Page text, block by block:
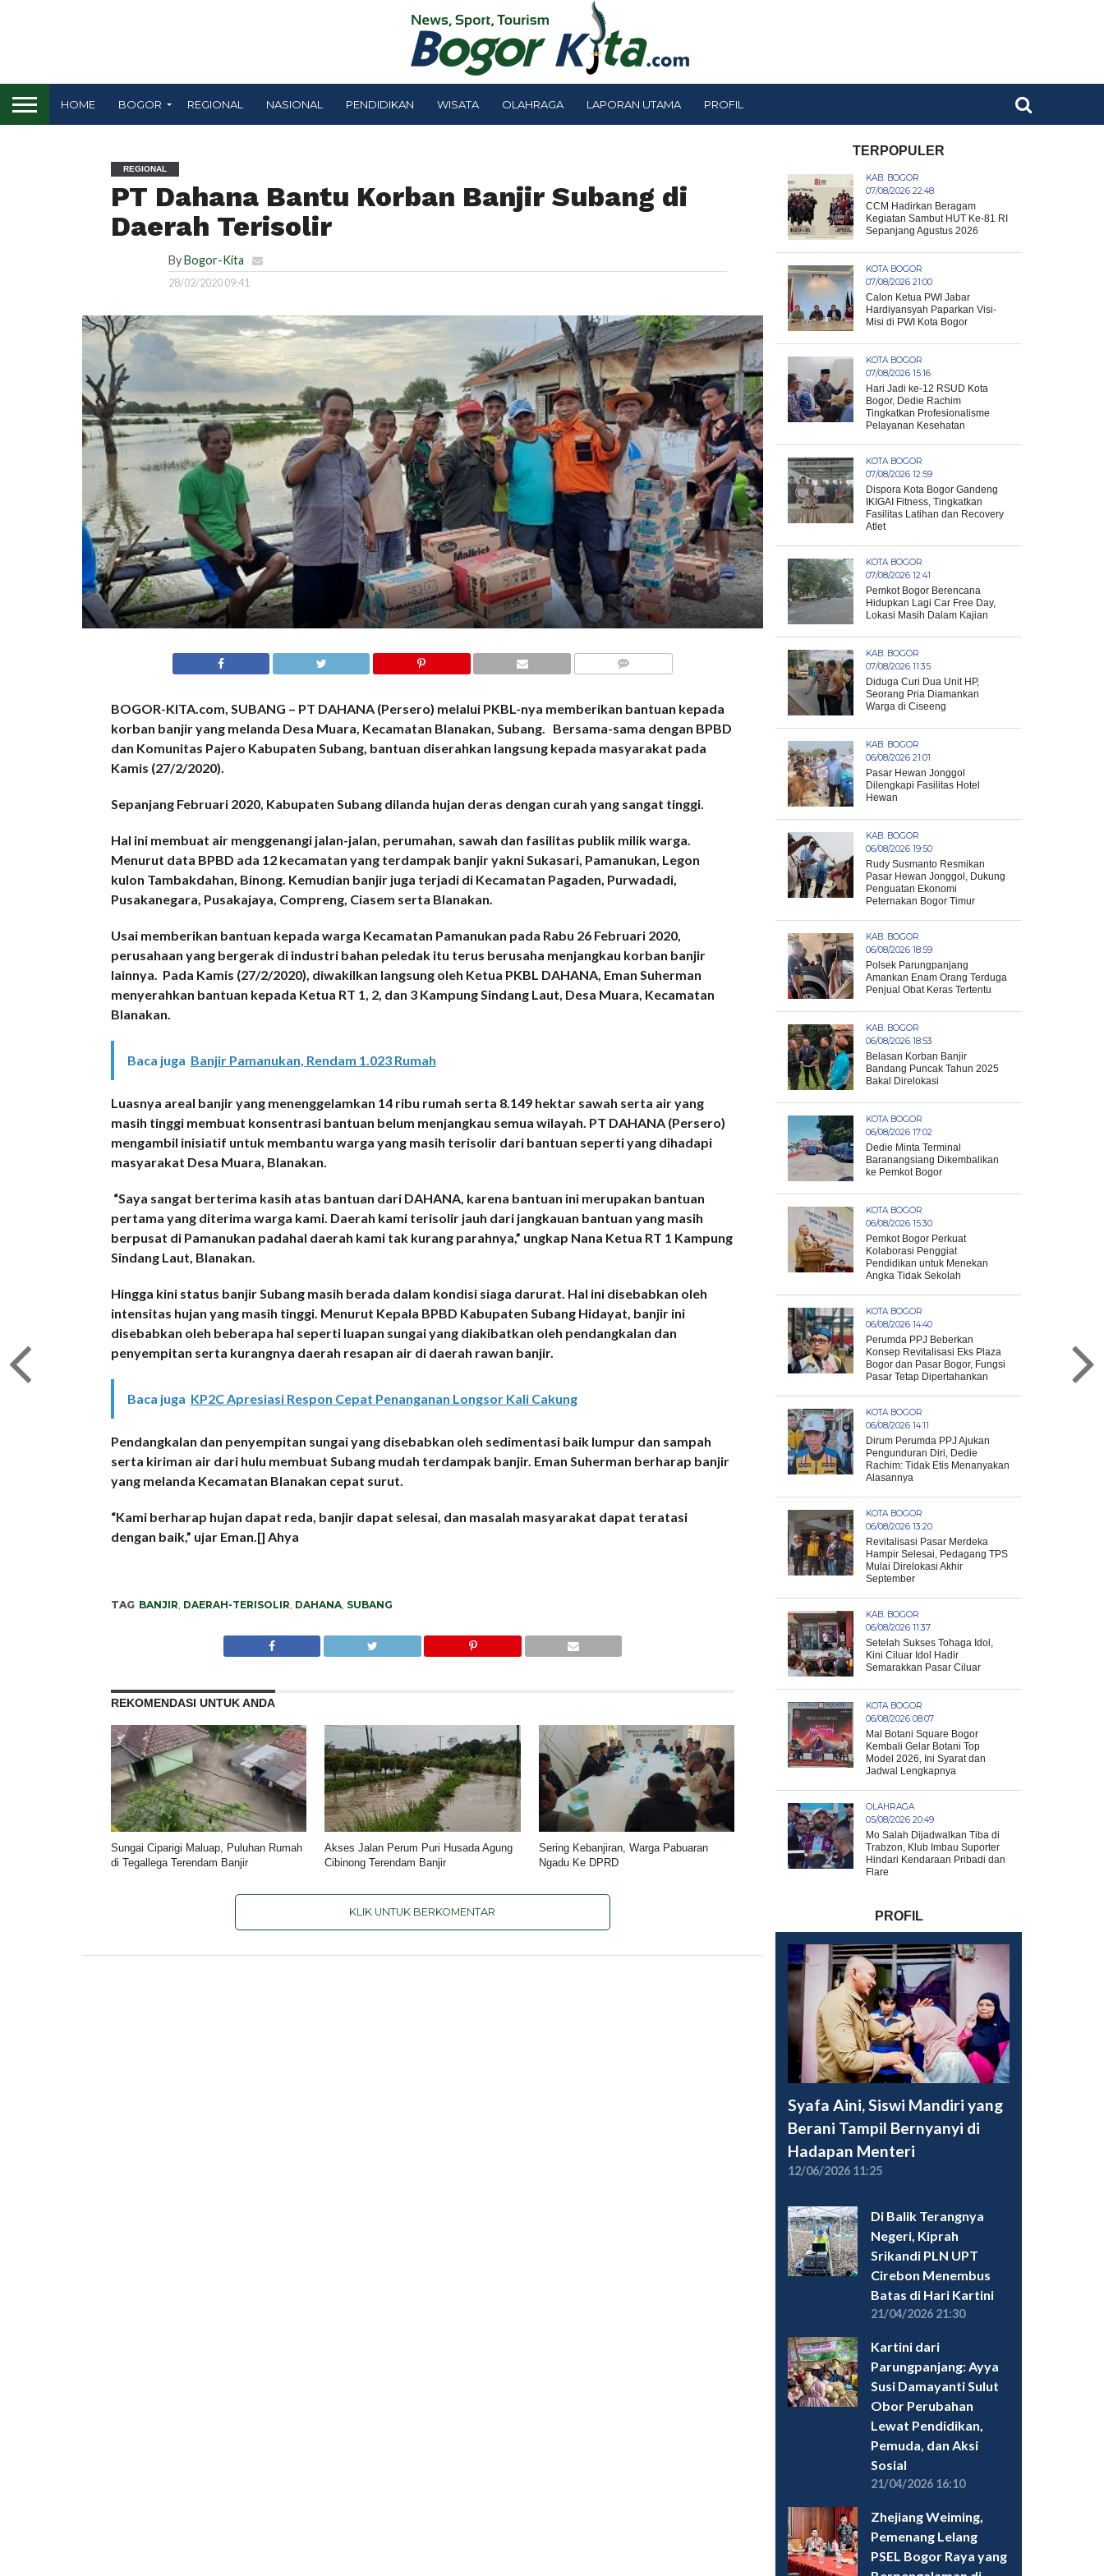
HOME BOGOR REGIONAL NASIONAL PENDIDIKAN WISATA OLAHRAGA LAPORAN UTAMA PROFIL
REGIONAL
PT Dahana Bantu Korban Banjir Subang di
Daerah Terisolir
ByBogor-Kita
28/02/2020 09:41
BOGOR-KITA.com, SUBANG – PT DAHANA (Persero) melalui PKBL-nya memberikan bantuan kepada
korban banjir yang melanda Desa Muara, Kecamatan Blanakan, Subang. Bersama-sama dengan BPBD
dan Komunitas Pajero Kabupaten Subang, bantuan diserahkan langsung kepada masyarakat pada
Kamis (27/2/2020).
Sepanjang Februari 2020, Kabupaten Subang dilanda hujan deras dengan curah yang sangat tinggi.
Hal ini membuat air menggenangi jalan-jalan, perumahan, sawah dan fasilitas publik milik warga.
Menurut data BPBD ada 12 kecamatan yang terdampak banjir yakni Sukasari, Pamanukan, Legon
kulon Tambakdahan, Binong. Kemudian banjir juga terjadi di Kecamatan Pagaden, Purwadadi,
Pusakanegara, Pusakajaya, Compreng, Ciasem serta Blanakan.
Usai memberikan bantuan kepada warga Kecamatan Pamanukan pada Rabu 26 Februari 2020,
perusahaan yang bergerak di industri bahan peledak itu terus berusaha menjangkau korban banjir
lainnya. Pada Kamis (27/2/2020), diwakilkan langsung oleh Ketua PKBL DAHANA, Eman Suherman
menyerahkan bantuan kepada Ketua RT 1, 2, dan 3 Kampung Sindang Laut, Desa Muara, Kecamatan
Blanakan.
Baca juga Banjir Pamanukan, Rendam 1.023 Rumah
Luasnya areal banjir yang menenggelamkan 14 ribu rumah serta 8.149 hektar sawah serta air yang
masih tinggi membuat konsentrasi bantuan belum menjangkau semua wilayah. PT DAHANA (Persero)
mengambil inisiatif untuk membantu warga yang masih terisolir dari bantuan seperti yang dihadapi
masyarakat Desa Muara, Blanakan.
“Saya sangat berterima kasih atas bantuan dari DAHANA, karena bantuan ini merupakan bantuan
pertama yang diterima warga kami. Daerah kami terisolir jauh dari jangkauan bantuan yang masih
berpusat di Pamanukan padahal daerah kami tak kurang parahnya,” ungkap Nana Ketua RT 1 Kampung
Sindang Laut, Blanakan.
Hingga kini status banjir Subang masih berada dalam kondisi siaga darurat. Hal ini disebabkan oleh
intensitas hujan yang masih tinggi. Menurut Kepala BPBD Kabupaten Subang Hidayat, banjir ini
disebabkan oleh beberapa hal seperti luapan sungai yang diakibatkan oleh pendangkalan dan
penyempitan serta kurangnya daerah resapan air di daerah rawan banjir.
Baca juga KP2C Apresiasi Respon Cepat Penanganan Longsor Kali Cakung
Pendangkalan dan penyempitan sungai yang disebabkan oleh sedimentasi baik lumpur dan sampah
serta kiriman air dari hulu membuat Subang mudah terdampak banjir. Eman Suherman berharap banjir
yang melanda Kecamatan Blanakan cepat surut.
“Kami berharap hujan dapat reda, banjir dapat selesai, dan masalah masyarakat dapat teratasi
dengan baik,” ujar Eman.[] Ahya
TAG BANJIR, DAERAH-TERISOLIR, DAHANA, SUBANG
REKOMENDASI UNTUK ANDA
Sungai Ciparigi Maluap, Puluhan Rumah
di Tegallega Terendam Banjir
Akses Jalan Perum Puri Husada Agung
Cibinong Terendam Banjir
Sering Kebanjiran, Warga Pabuaran
Ngadu Ke DPRD
KLIK UNTUK BERKOMENTAR
TERPOPULER
KAB. BOGOR
07/08/2026 22:48
CCM Hadirkan Beragam
Kegiatan Sambut HUT Ke-81 RI
Sepanjang Agustus 2026
KOTA BOGOR
07/08/2026 21:00
Calon Ketua PWI Jabar
Hardiyansyah Paparkan Visi-
Misi di PWI Kota Bogor
KOTA BOGOR
07/08/2026 15:16
Hari Jadi ke-12 RSUD Kota
Bogor, Dedie Rachim
Tingkatkan Profesionalisme
Pelayanan Kesehatan
KOTA BOGOR
07/08/2026 12:59
Dispora Kota Bogor Gandeng
IKIGAI Fitness, Tingkatkan
Fasilitas Latihan dan Recovery
Atlet
KOTA BOGOR
07/08/2026 12:41
Pemkot Bogor Berencana
Hidupkan Lagi Car Free Day,
Lokasi Masih Dalam Kajian
KAB. BOGOR
07/08/2026 11:35
Diduga Curi Dua Unit HP,
Seorang Pria Diamankan
Warga di Ciseeng
KAB. BOGOR
06/08/2026 21:01
Pasar Hewan Jonggol
Dilengkapi Fasilitas Hotel
Hewan
KAB. BOGOR
06/08/2026 19:50
Rudy Susmanto Resmikan
Pasar Hewan Jonggol, Dukung
Penguatan Ekonomi
Peternakan Bogor Timur
KAB. BOGOR
06/08/2026 18:59
Polsek Parungpanjang
Amankan Enam Orang Terduga
Penjual Obat Keras Tertentu
KAB. BOGOR
06/08/2026 18:53
Belasan Korban Banjir
Bandang Puncak Tahun 2025
Bakal Direlokasi
KOTA BOGOR
06/08/2026 17:02
Dedie Minta Terminal
Baranangsiang Dikembalikan
ke Pemkot Bogor
KOTA BOGOR
06/08/2026 15:30
Pemkot Bogor Perkuat
Kolaborasi Penggiat
Pendidikan untuk Menekan
Angka Tidak Sekolah
KOTA BOGOR
06/08/2026 14:40
Perumda PPJ Beberkan
Konsep Revitalisasi Eks Plaza
Bogor dan Pasar Bogor, Fungsi
Pasar Tetap Dipertahankan
KOTA BOGOR
06/08/2026 14:11
Dirum Perumda PPJ Ajukan
Pengunduran Diri, Dedie
Rachim: Tidak Etis Menanyakan
Alasannya
KOTA BOGOR
06/08/2026 13:20
Revitalisasi Pasar Merdeka
Hampir Selesai, Pedagang TPS
Mulai Direlokasi Akhir
September
KAB. BOGOR
06/08/2026 11:37
Setelah Sukses Tohaga Idol,
Kini Ciluar Idol Hadir
Semarakkan Pasar Ciluar
KOTA BOGOR
06/08/2026 08:07
Mal Botani Square Bogor
Kembali Gelar Botani Top
Model 2026, Ini Syarat dan
Jadwal Lengkapnya
OLAHRAGA
05/08/2026 20:49
Mo Salah Dijadwalkan Tiba di
Trabzon, Klub Imbau Suporter
Hindari Kendaraan Pribadi dan
Flare
PROFIL
Syafa Aini, Siswi Mandiri yang
Berani Tampil Bernyanyi di
Hadapan Menteri
12/06/2026 11:25
Di Balik Terangnya
Negeri, Kiprah
Srikandi PLN UPT
Cirebon Menembus
Batas di Hari Kartini
21/04/2026 21:30
Kartini dari
Parungpanjang: Ayya
Susi Damayanti Sulut
Obor Perubahan
Lewat Pendidikan,
Pemuda, dan Aksi
Sosial
21/04/2026 16:10
Zhejiang Weiming,
Pemenang Lelang
PSEL Bogor Raya yang